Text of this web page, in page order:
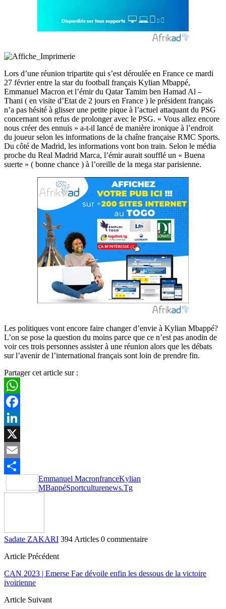
Lors d’une réunion tripartite qui s’est déroulée en France ce mardi
27 février entre la star du football français Kylian Mbappé,
Emmanuel Macron et l’émir du Qatar Tamim ben Hamad Al –
Thani ( en visite d’Etat de 2 jours en France ) le président français
n’a pas hésité à glisser une petite pique à l’actuel attaquant du PSG
concernant son refus de prolonger avec le PSG. « Vous allez encore
nous créer des ennuis » a-t-il lancé de manière ironique à l’endroit
du joueur selon les informations de la chaîne française RMC Sports.
Du côté de Madrid, les informations vont bon train. Selon le média
proche du Real Madrid Marca, l’émir aurait soufflé un « Buena
suerte » ( bonne chance ) à l’oreille de la mega star parisienne.
Les politiques vont encore faire changer d’envie à Kylian Mbappé?
L’on se pose la question du moins parce que ce n’est pas anodin de
voir ces trois personnes assister à une réunion alors que les débats
sur l’avenir de l’international français sont loin de prendre fin.
Partager cet article sur :
WhatsApp
Facebook
LinkedIn
X
Email
Partager
Emmanuel MacronfranceKylian
MBappéSportculturenews.Tg
Sadate ZAKARI 394 Articles 0 commentaire
Article Précédent
CAN 2023 | Emerse Fae dévoile enfin les dessous de la victoire
ivoirienne
Article Suivant